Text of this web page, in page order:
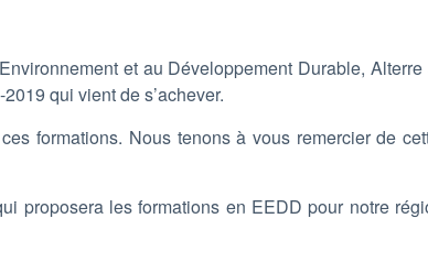
et au Développement Durable,
qui vient de s’achever.
formations. Nous tenons à vous remercier de
proposera les formations en EEDD pour notre